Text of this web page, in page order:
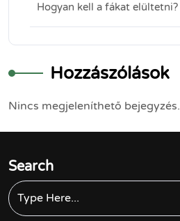
Hogyan kell a fákat elültetni?
Hozzászólások
Nincs megjeleníthető bejegyzés.
Search